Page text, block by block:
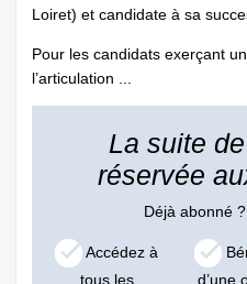
Loiret) et candidate à sa
Pour les candidats exerçant
l’articulation ...
La suite
réservée
Déjà abonné ?
Accédez à
tous les
d’une